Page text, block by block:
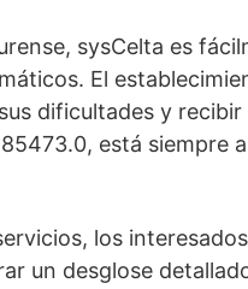
sysCelta es
El
dificultades y
está siempre
los
un desglose